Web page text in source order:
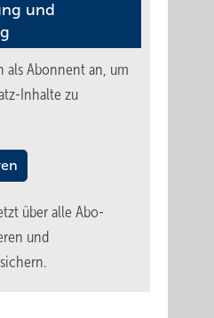
und
als Abonnent an, um
Inhalte zu
über alle Abo-
und